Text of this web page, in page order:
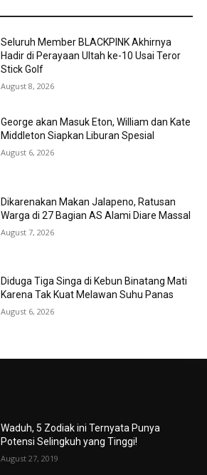
Seluruh Member BLACKPINK Akhirnya
Hadir di Perayaan Ultah ke-10 Usai Teror
Stick Golf
August 8, 2026
George akan Masuk Eton, William dan Kate
Middleton Siapkan Liburan Spesial
August 6, 2026
Dikarenakan Makan Jalapeno, Ratusan
Warga di 27 Bagian AS Alami Diare Massal
August 7, 2026
Diduga Tiga Singa di Kebun Binatang Mati
Karena Tak Kuat Melawan Suhu Panas
August 6, 2026
Waduh, 5 Zodiak ini Ternyata Punya
Potensi Selingkuh yang Tinggi!
August 27, 2019